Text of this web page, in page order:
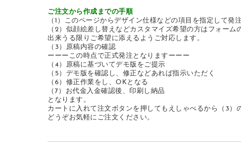
ご注文から作成までの手順
（1）このページからデザイン仕様などの項目を指定して発注
（2）似顔絵差し替えなどカスタマイズ希望の方はフォー
出来うる限りご希望に添えるようご対応します。
（3）原稿内容の確認
ーーーこの時点で正式発注となりますーーー
（4）原稿に基づいてデモ版をご提示
（5）デモ版を確認し、修正などあれば指示いただく
（6）修正作業をし、OKとなる
（7）お代金入金確認後、印刷し納品
となります。
カートに入れて注文ボタンを押してもえしゃべるから（3）
どうぞお気軽にご注文ください。